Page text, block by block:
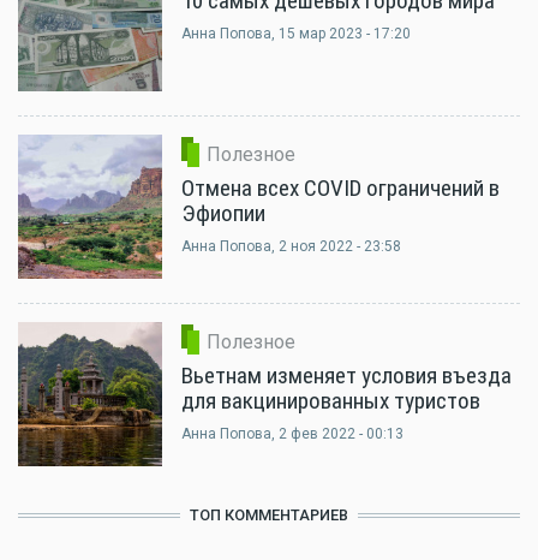
Анна Попова, 15 мар 2023 - 17:20
Полезное
Отмена всех COVID ограничений в
Эфиопии
Анна Попова, 2 ноя 2022 - 23:58
Полезное
Вьетнам изменяет условия въезда
для вакцинированных туристов
Анна Попова, 2 фев 2022 - 00:13
ТОП КОММЕНТАРИЕВ